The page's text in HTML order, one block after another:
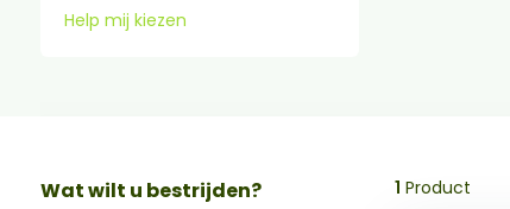
Help mij kiezen
Wat wilt u bestrijden? 1 Product